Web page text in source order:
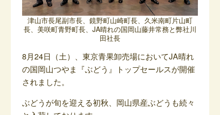
津山市長尾副市長、鏡野町山崎町長、久米南町片山町
長、美咲町青野町長、JA晴れの国岡山藤井常務と弊社川
田社長
8月24日（土）、東京青果卸売場においてJA晴れ
の国岡山つやま『ぶどう』トップセールスが開催
されました。
ぶどうが旬を迎える初秋、岡山県産ぶどうも続々